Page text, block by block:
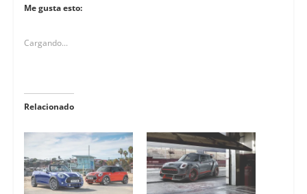
Me gusta esto:
Cargando...
Relacionado